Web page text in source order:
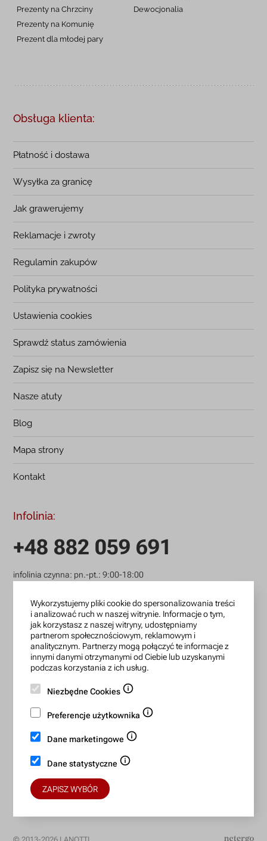
Prezenty na Chrzciny
Prezenty na Komunię
Prezent dla młodej pary
Dewocjonalia
Obsługa klienta:
Płatność i dostawa
Wysyłka za granicę
Jak grawerujemy
Reklamacje i zwroty
Regulamin zakupów
Polityka prywatności
Ustawienia cookies
Sprawdź status zamówienia
Zapisz się na Newsletter
Nasze atuty
Blog
Mapa strony
Kontakt
Infolinia:
+48 882 059 691
infolinia czynna: pn.-pt.: 9:00-18:00
Pisząc w sprawie swojego zamówienia podaj w tytule
wiadomości numer, który otrzymałeś w potwierdzeniu.
Konto bankowe:
15 1140 2004 0000 3702 7470 6466
BIC/SWIFT: BREXPLPWMBK
Bezpieczne płatności:
Wykorzystujemy pliki cookie do spersonalizowania treści
i analizować ruch w naszej witrynie. Informacje o tym,
jak korzystasz z naszej witryny, udostępniamy
partnerom społecznościowym, reklamowym i
analitycznym. Partnerzy mogą połączyć te informacje z
innymi danymi otrzymanymi od Ciebie lub uzyskanymi
podczas korzystania z ich usług.
Niezbędne Cookies
Preferencje użytkownika
Dane marketingowe
Dane statystyczne
ZAPISZ WYBÓR